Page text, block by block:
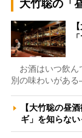
大竹聡の「
お酒はいつ飲ん
別の味わいがあ
【大竹聡の昼
ギ」を知らな